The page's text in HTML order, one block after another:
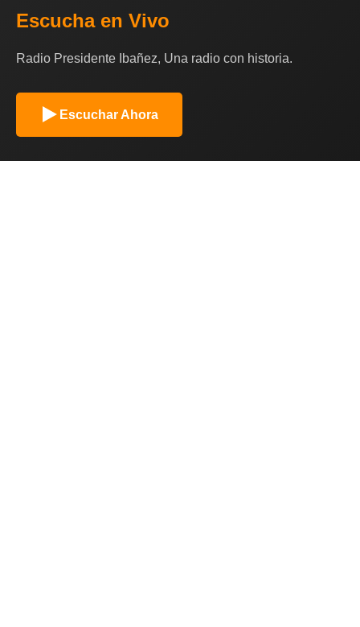
Escucha en Vivo
Radio Presidente Ibañez, Una radio con historia.
Escuchar Ahora